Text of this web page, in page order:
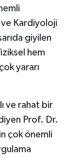
ve Kardiyoloji
giyilen
hem
yararı
ve rahat bir
Prof. Dr.
çok önemli